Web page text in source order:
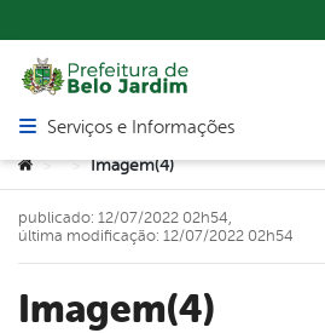
Abrir menu principal de navegação
Serviços e Informações
Você está aqui:
> > Imagem(4)
Imagem(4)
publicado: 12/07/2022 02h54,
última modificação: 12/07/2022 02h54